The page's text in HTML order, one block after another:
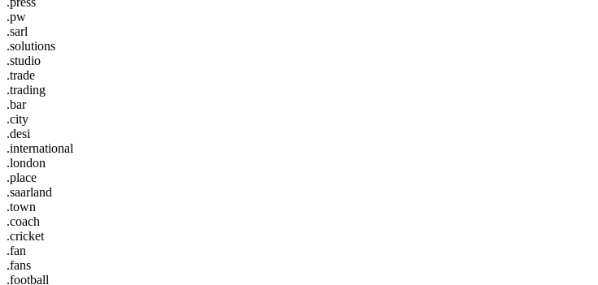
.pw
.sarl
.solutions
.studio
.trade
.trading
.bar
.city
.desi
.international
.london
.place
.saarland
.town
.coach
.cricket
.fan
.fans
.football